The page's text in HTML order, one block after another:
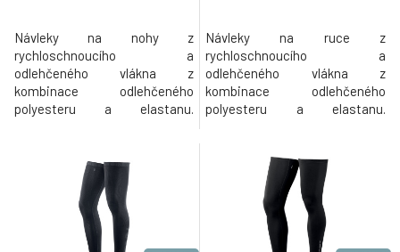
Návleky na nohy z
rychloschnoucího a
odlehčeného vlákna z
kombinace odlehčeného
polyesteru a elastanu.
švů pro vyšší pohodlí, reflexní
loga Northwave.
Návleky na ruce z
rychloschnoucího a
odlehčeného vlákna z
kombinace odlehčeného
polyesteru a elastanu.
Northwave.